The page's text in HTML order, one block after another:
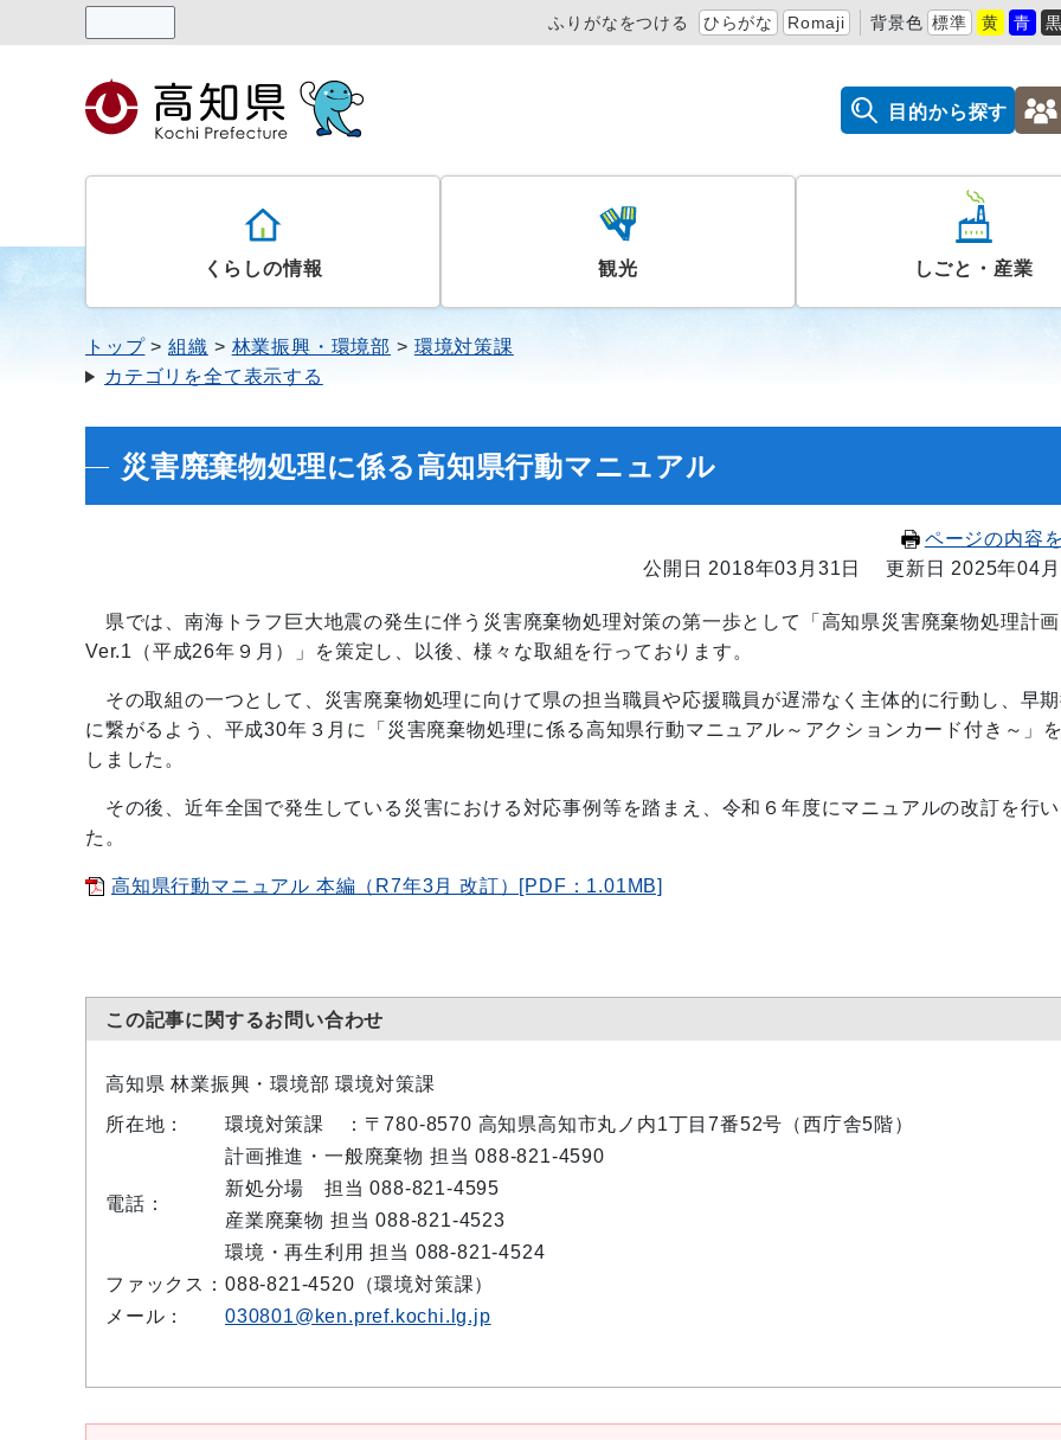
ふりがなをつける ひらがな Romaji 背景色 標準 黄 青
目的から探す
くらしの情報 観光 しごと・産業
トップ 組織 林業振興・環境部
環境対策課
カテゴリを全て表示する
災害廃棄物処理に係る高知県行動マニュアル
ページの内容
公開日 2018年03月31日
更新日 2025年04
県では、南海トラフ巨大地震の発生に伴う災害廃棄物処理対策の第一歩として「高知県災害廃棄物処理計画
Ver.1（平成26年９月）」を策定し、以後、様々な取組を行っております。
その取組の一つとして、災害廃棄物処理に向けて県の担当職員や応援職員が遅滞なく主体的に行動し、早
に繋がるよう、平成30年３月に「災害廃棄物処理に係る高知県行動マニュアル～アクションカード付き～」
しました。
その後、近年全国で発生している災害における対応事例等を踏まえ、令和６年度にマニュアルの改訂を行
た。
高知県行動マニュアル 本編（R7年3月 改訂）[PDF：1.01MB]
この記事に関するお問い合わせ
高知県 林業振興・環境部 環境対策課
所在地：
環境対策課 ：〒780-8570 高知県高知市丸ノ内1丁目7番52号（西庁舎5階）
電話：
計画推進・一般廃棄物 担当 088-821-4590
新処分場 担当 088-821-4595
産業廃棄物 担当 088-821-4523
環境・再生利用 担当 088-821-4524
ファックス： 088-821-4520（環境対策課）
メール：
030801@ken.pref.kochi.lg.jp